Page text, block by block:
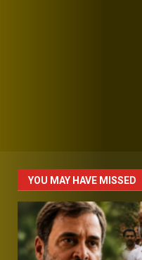
YOU MAY HAVE MISSED